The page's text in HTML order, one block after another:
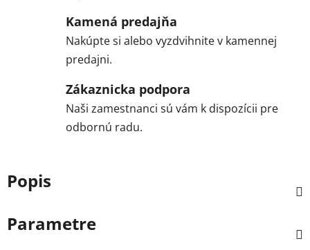
Kamená predajňa
Nakúpte si alebo vyzdvihnite v kamennej
predajni.
Zákaznicka podpora
Naši zamestnanci sú vám k dispozícii pre
odbornú radu.
Popis
Parametre